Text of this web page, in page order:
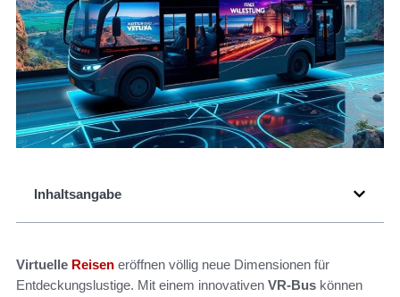
Inhaltsangabe
Virtuelle Reisen eröffnen völlig neue Dimensionen für
Entdeckungslustige. Mit einem innovativen VR-Bus können